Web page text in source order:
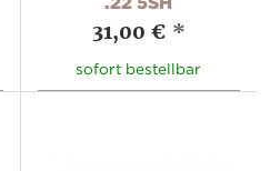
31,00 € *
sofort bestellbar